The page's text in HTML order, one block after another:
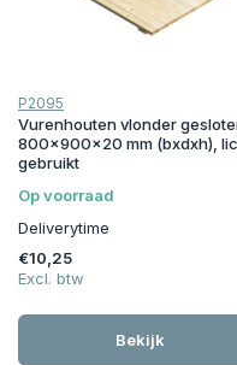
P2095
Vurenhouten vlonder
800x900x20 mm (bxdxh),
gebruikt
Op voorraad
Deliverytime
€10,25
Excl. btw
Bekijk